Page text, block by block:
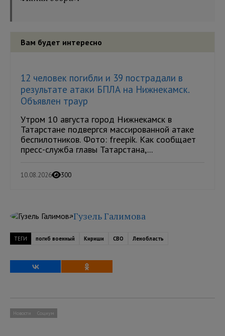
Вам будет интересно
12 человек погибли и 39 пострадали в
результате атаки БПЛА на Нижнекамск.
Объявлен траур
Утром 10 августа город Нижнекамск в
Татарстане подвергся массированной атаке
беспилотников. Фото: freepik. Как сообщает
пресс-служба главы Татарстана,...
10.08.2026 300
Гузель Галимова
ТЕГИ погиб военный Кириши СВО Ленобласть
Новости Социум